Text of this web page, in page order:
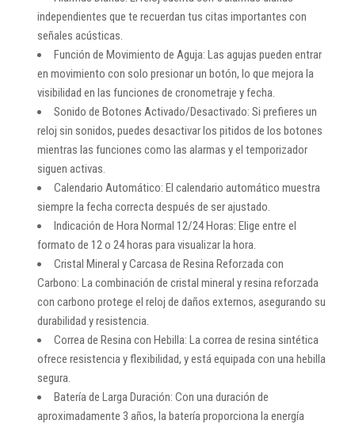
independientes que te recuerdan tus citas importantes con
señales acústicas.
Función de Movimiento de Aguja: Las agujas pueden entrar
en movimiento con solo presionar un botón, lo que mejora la
visibilidad en las funciones de cronometraje y fecha.
Sonido de Botones Activado/Desactivado: Si prefieres un
reloj sin sonidos, puedes desactivar los pitidos de los botones
mientras las funciones como las alarmas y el temporizador
siguen activas.
Calendario Automático: El calendario automático muestra
siempre la fecha correcta después de ser ajustado.
Indicación de Hora Normal 12/24 Horas: Elige entre el
formato de 12 o 24 horas para visualizar la hora.
Cristal Mineral y Carcasa de Resina Reforzada con
Carbono: La combinación de cristal mineral y resina reforzada
con carbono protege el reloj de daños externos, asegurando su
durabilidad y resistencia.
Correa de Resina con Hebilla: La correa de resina sintética
ofrece resistencia y flexibilidad, y está equipada con una hebilla
segura.
Batería de Larga Duración: Con una duración de
aproximadamente 3 años, la batería proporciona la energía